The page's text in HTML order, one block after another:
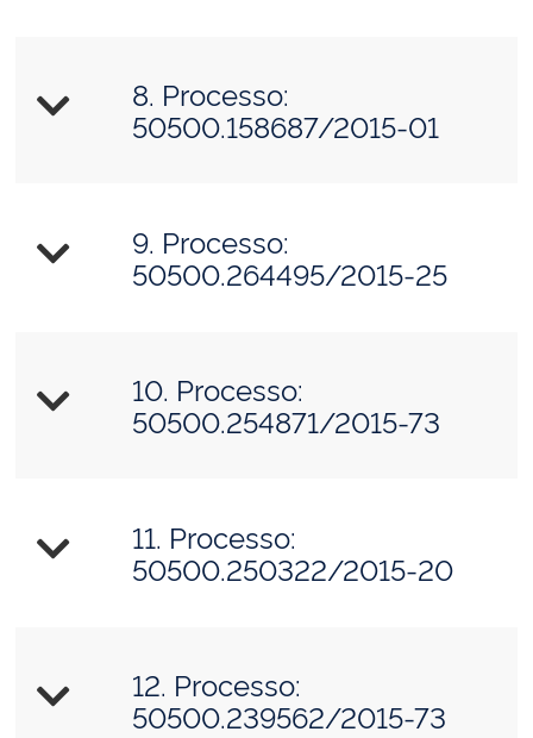
8. Processo:
50500.158687/2015-01
9. Processo:
50500.264495/2015-25
10. Processo:
50500.254871/2015-73
11. Processo:
50500.250322/2015-20
12. Processo:
50500.239562/2015-73